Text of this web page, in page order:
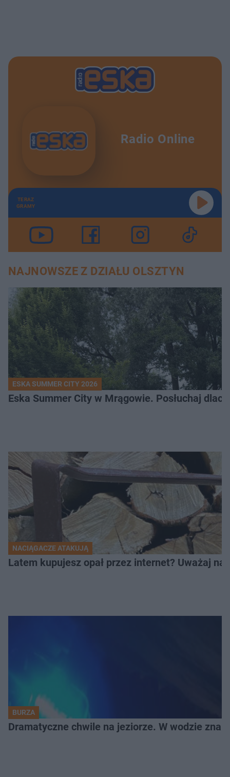
Radio Online
TERAZ
GRAMY
NAJNOWSZE Z DZIAŁU OLSZTYN
ESKA SUMMER CITY 2026
Eska Summer City w Mrągowie. Posłuchaj
NACIĄGACZE ATAKUJĄ
Latem kupujesz opał przez internet? Uważaj na
BURZA
Dramatyczne chwile na jeziorze. W wodzie